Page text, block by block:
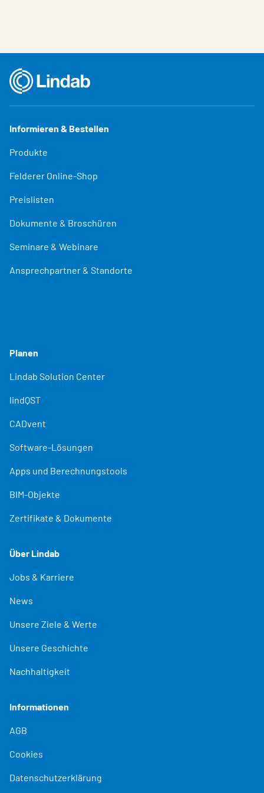
Informieren & Bestellen
Produkte
Felderer Online-Shop
Preislisten
Dokumente & Broschüren
Seminare & Webinare
Ansprechpartner & Standorte
Planen
Lindab Solution Center
lindQST
CADvent
Software-Lösungen
Apps und Berechnungstools
BIM-Objekte
Zertifikate & Dokumente
Über Lindab
Jobs & Karriere
News
Unsere Ziele & Werte
Unsere Geschichte
Nachhaltigkeit
Informationen
AGB
Cookies
Datenschutzerklärung